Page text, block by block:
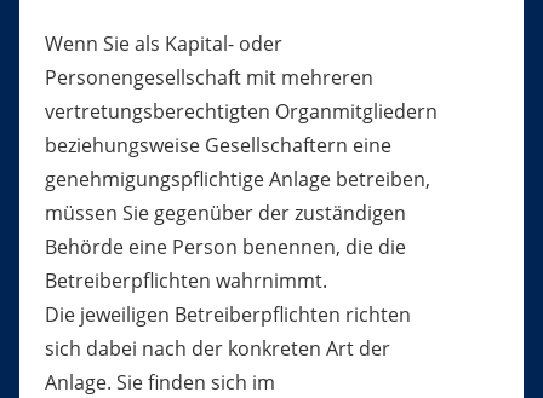
Wenn Sie als Kapital- oder
Personengesellschaft mit mehreren
vertretungsberechtigten Organmitgliedern
beziehungsweise Gesellschaftern eine
genehmigungspflichtige Anlage betreiben,
müssen Sie gegenüber der zuständigen
Behörde eine Person benennen, die die
Betreiberpflichten wahrnimmt.
Die jeweiligen Betreiberpflichten richten
sich dabei nach der konkreten Art der
Anlage. Sie finden sich im